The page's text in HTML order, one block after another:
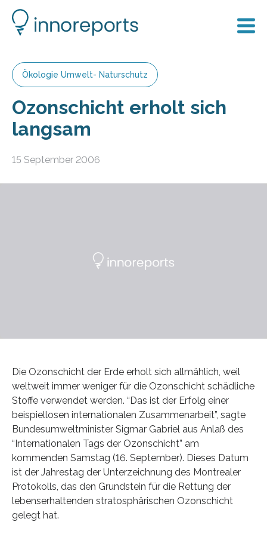
Ökologie Umwelt- Naturschutz
Ozonschicht erholt sich
langsam
15 September 2006
Die Ozonschicht der Erde erholt sich allmählich, weil
weltweit immer weniger für die Ozonschicht schädliche
Stoffe verwendet werden. “Das ist der Erfolg einer
beispiellosen internationalen Zusammenarbeit”, sagte
Bundesumweltminister Sigmar Gabriel aus Anlaß des
“Internationalen Tags der Ozonschicht” am
kommenden Samstag (16. September). Dieses Datum
ist der Jahrestag der Unterzeichnung des Montrealer
Protokolls, das den Grundstein für die Rettung der
lebenserhaltenden stratosphärischen Ozonschicht
gelegt hat.